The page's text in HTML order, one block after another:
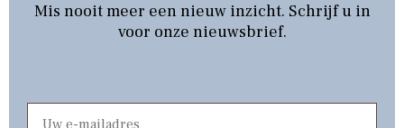
Mis nooit meer een nieuw inzicht. Schrijf u in
voor onze nieuwsbrief.